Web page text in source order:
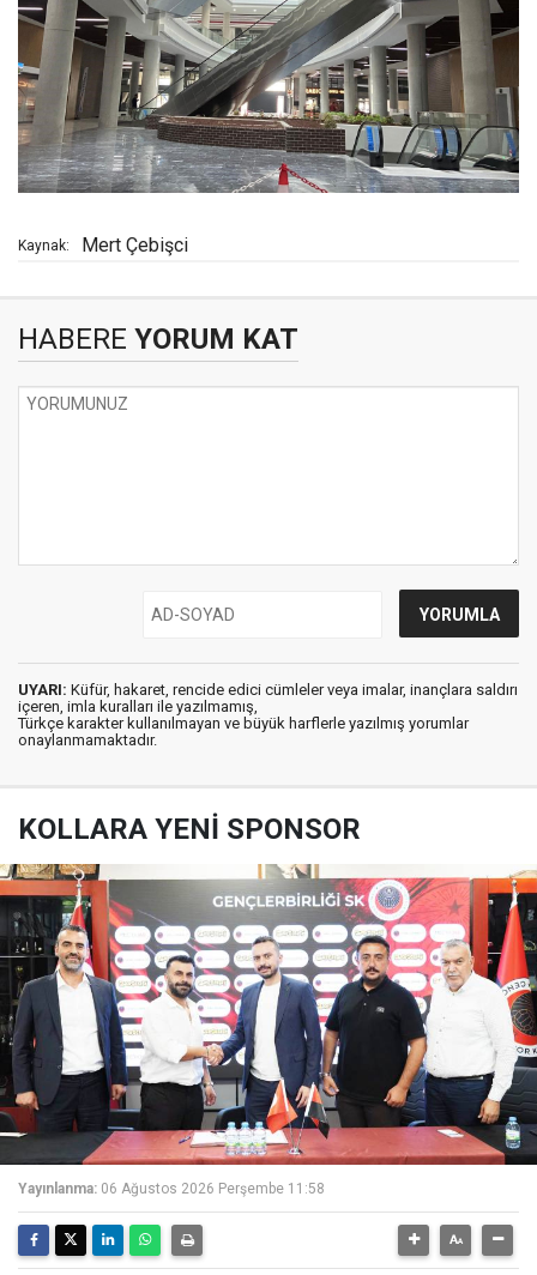
Kaynak: Mert Çebişci
HABERE YORUM KAT
UYARI: Küfür, hakaret, rencide edici cümleler veya imalar, inançlara saldırı
içeren, imla kuralları ile yazılmamış,
Türkçe karakter kullanılmayan ve büyük harflerle yazılmış yorumlar
onaylanmamaktadır.
KOLLARA YENİ SPONSOR
Yayınlanma: 06 Ağustos 2026 Perşembe 11:58